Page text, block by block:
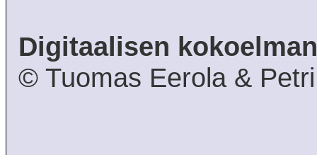
Digitaalisen
© Tuomas Eerola &